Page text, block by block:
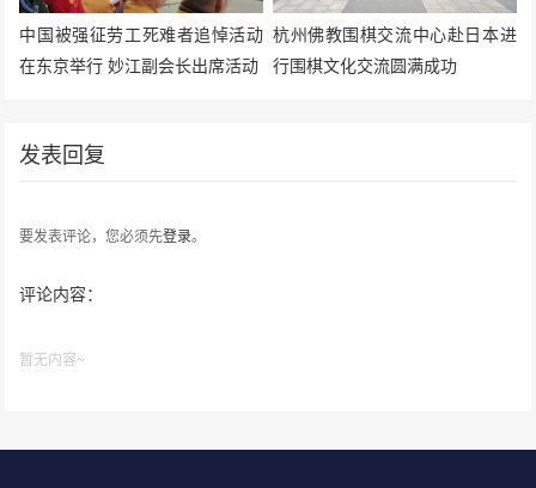
中国被强征劳工死难者追悼活动
在东京举行 妙江副会长出席活动
杭州佛教围棋交流中心赴日本进
行围棋文化交流圆满成功
发表回复
要发表评论，您必须先登录。
评论内容：
暂无内容~